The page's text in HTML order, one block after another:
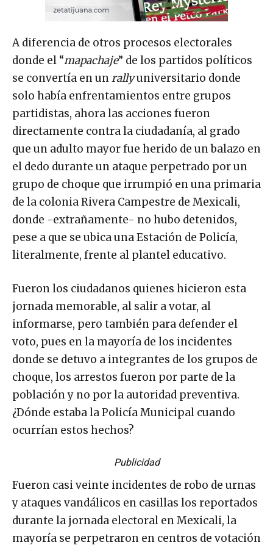
A diferencia de otros procesos electorales
donde el “mapachaje” de los partidos políticos
se convertía en unrallyuniversitario donde
solo había enfrentamientos entre grupos
partidistas, ahora las acciones fueron
directamente contra la ciudadanía, al grado
que un adulto mayor fue herido de un balazo en
el dedo durante un ataque perpetrado por un
grupo de choque que irrumpió en una primaria
de la colonia Rivera Campestre de Mexicali,
donde -extrañamente- no hubo detenidos,
pese a que se ubica una Estación de Policía,
literalmente, frente al plantel educativo.
Fueron los ciudadanos quienes hicieron esta
jornada memorable, al salir a votar, al
informarse, pero también para defender el
voto, pues en la mayoría de los incidentes
donde se detuvo a integrantes de los grupos de
choque, los arrestos fueron por parte de la
población y no por la autoridad preventiva.
¿Dónde estaba la Policía Municipal cuando
ocurrían estos hechos?
Publicidad
Fueron casi veinte incidentes de robo de urnas
y ataques vandálicos en casillas los reportados
durante la jornada electoral en Mexicali, la
mayoría se perpetraron en centros de votación